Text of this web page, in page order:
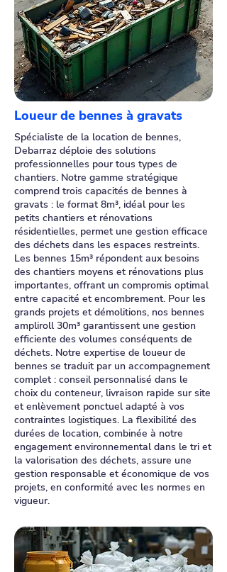
Loueur de bennes à gravats
Spécialiste de la location de bennes,
Debarraz déploie des solutions
professionnelles pour tous types de
chantiers. Notre gamme stratégique
comprend trois capacités de bennes à
gravats : le format 8m³, idéal pour les
petits chantiers et rénovations
résidentielles, permet une gestion efficace
des déchets dans les espaces restreints.
Les bennes 15m³ répondent aux besoins
des chantiers moyens et rénovations plus
importantes, offrant un compromis optimal
entre capacité et encombrement. Pour les
grands projets et démolitions, nos bennes
ampliroll 30m³ garantissent une gestion
efficiente des volumes conséquents de
déchets. Notre expertise de loueur de
bennes se traduit par un accompagnement
complet : conseil personnalisé dans le
choix du conteneur, livraison rapide sur site
et enlèvement ponctuel adapté à vos
contraintes logistiques. La flexibilité des
durées de location, combinée à notre
engagement environnemental dans le tri et
la valorisation des déchets, assure une
gestion responsable et économique de vos
projets, en conformité avec les normes en
vigueur.